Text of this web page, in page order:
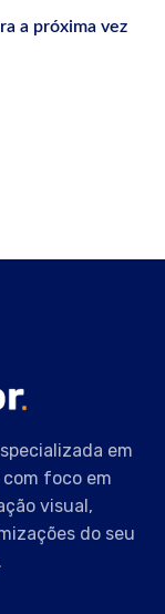
a próxima vez
em
foco em
visual,
do seu